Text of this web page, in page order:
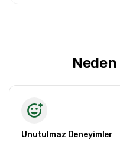
Unutulmaz Deneyimler